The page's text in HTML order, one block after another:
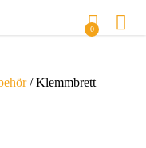
0
/ Klemmbrett